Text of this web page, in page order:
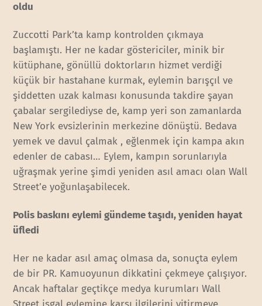
oldu
Zuccotti Park’ta kamp kontrolden çıkmaya
başlamıştı. Her ne kadar göstericiler, minik bir
kütüphane, gönüllü doktorların hizmet verdiği
küçük bir hastahane kurmak, eylemin barışçıl ve
şiddetten uzak kalması konusunda takdire şayan
çabalar sergilediyse de, kamp yeri son zamanlarda
New York evsizlerinin merkezine dönüştü. Bedava
yemek ve davul çalmak , eğlenmek için kampa akın
edenler de cabası… Eylem, kampın sorunlarıyla
uğraşmak yerine şimdi yeniden asıl amacı olan Wall
Street’e yoğunlaşabilecek.
Polis baskını eylemi gündeme taşıdı, yeniden hayat
üfledi
Her ne kadar asıl amaç olmasa da, sonuçta eylem
de bir PR. Kamuoyunun dikkatini çekmeye çalışıyor.
Ancak haftalar geçtikçe medya kurumları Wall